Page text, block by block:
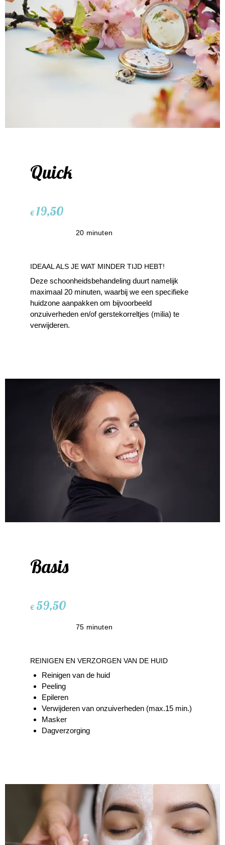
Quick
€19,50
20 minuten
IDEAAL ALS JE WAT MINDER TIJD HEBT!
Deze schoonheidsbehandeling duurt namelijk
maximaal 20 minuten, waarbij we een specifieke
huidzone aanpakken om bijvoorbeeld
onzuiverheden en/of gerstekorreltjes (milia) te
verwijderen.
Basis
€59,50
75 minuten
REINIGEN EN VERZORGEN VAN DE HUID
Reinigen van de huid
Peeling
Epileren
Verwijderen van onzuiverheden (max.15 min.)
Masker
Dagverzorging